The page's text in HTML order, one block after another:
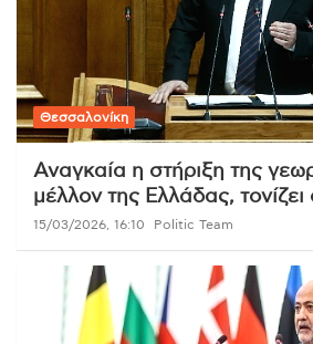
Θεσσαλονίκη
Αναγκαία η στήριξη της
μέλλον της Ελλάδας,
15/03/2026, 16:10 Politic Team